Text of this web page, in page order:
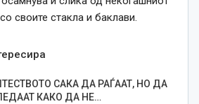
своите стакла и баклави.
САКА ДА РАЃААТ, НО ДА
КАКО ДА НЕ…